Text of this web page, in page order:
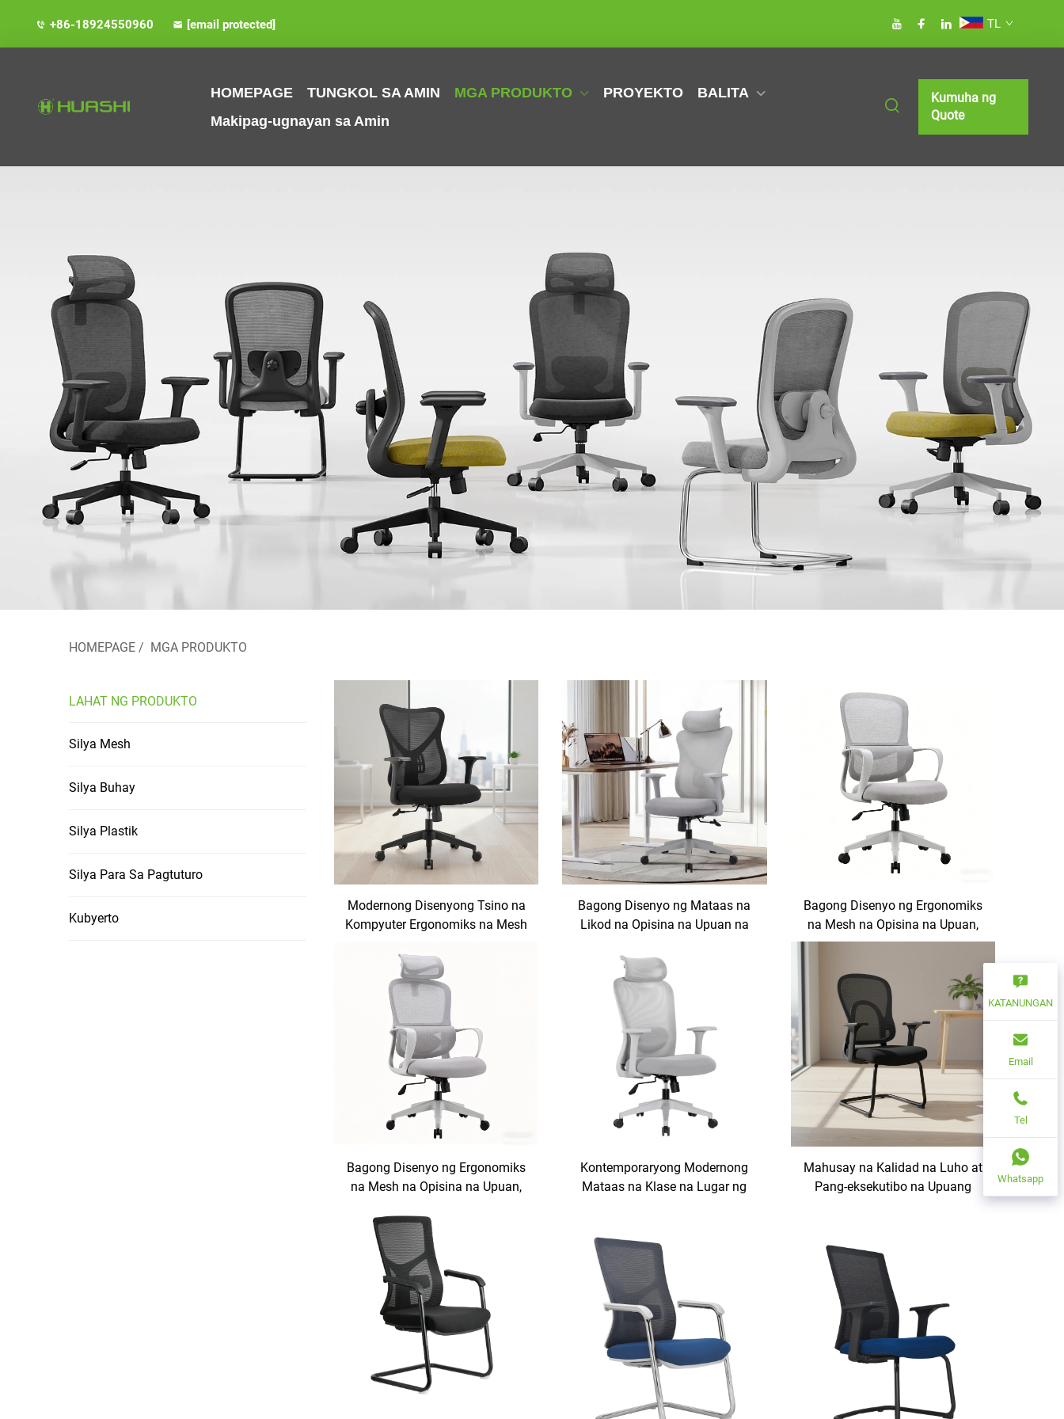
+86-18924550960 [email protected] TL
HOMEPAGE TUNGKOL SA AMIN MGA PRODUKTO PROYEKTO
BALITA
Makipag-ugnayan sa Amin
Kumuha ng
Quote
HOMEPAGE / MGA PRODUKTO
LAHAT NG PRODUKTO
Silya Mesh
Silya Buhay
Silya Plastik
Silya Para Sa Pagtuturo
Kubyerto
Modernong Disenyong Tsino na
Kompyuter Ergonomiks na Mesh
Oficina, Mga Kasangkapan sa
Opisina, Kombinasyon ng Mesa
at Upuan sa Opisina
Bagong Disenyo ng Mataas na
Likod na Opisina na Upuan na
Pinagkakalooban ng Ergonomiks,
Para sa Pambihirang Pagbebenta
sa Pabrika, Tagagawa ng
Modernong Kompyuter na Upuan,
Sillas De Oficina
Bagong Disenyo ng Ergonomiks
na Mesh na Opisina na Upuan,
Sillas De Oficina, Modernong
adjust para sa Mga
Kasangkapan sa Mesa ng
Opisina
Bagong Disenyo ng Ergonomiks
na Mesh na Opisina na Upuan,
na Upuan para sa Opisina, Para
sa Pamamahala at Paggamit ng
mga Eksekutibo, Mga
Kasangkapan sa Opisina, Sillas
De Oficina
Kontemporaryong Modernong
Mataas na Klase na Lugar ng
aayos ng Pag-swivel Para sa
Mga Executive Kids na Ginagamit
sa Foshan
Mahusay na Kalidad na Luho at
Pang-eksekutibo na Upuang
Upuan para sa Opisina at Bahay
na May Plastic na Frame at
Modernong Disenyo
KATANUNGAN
Email
Tel
Whatsapp